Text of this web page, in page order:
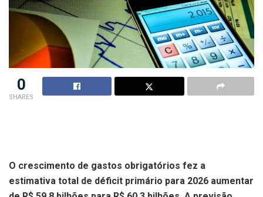
0
SHARES
O crescimento de gastos obrigatórios fez a
estimativa total de déficit primário para 2026 aumentar